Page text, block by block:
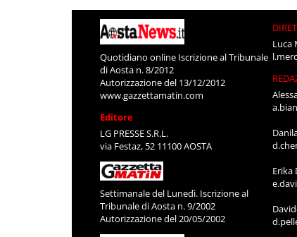
Quotidiano online Iscrizione al Tribunale
di Aosta n. 8/2012
Autorizzazione del 13/12/2012
www.gazzettamatin.com
Editore
LG PRESSE S.R.L.
via Festaz, 52 11100 AOSTA
Settimanale del Lunedì. Iscrizione al
Tribunale di Aosta n. 9/2002
Autorizzazione del 20/05/2002
Luca
Erika